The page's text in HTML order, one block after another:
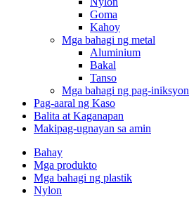
Goma
Kahoy
Mga bahagi ng metal
Aluminium
Bakal
Tanso
Mga bahagi ng pag-iniksyon
Pag-aaral ng Kaso
Balita at Kaganapan
Makipag-ugnayan sa amin
Bahay
Mga produkto
Mga bahagi ng plastik
Nylon